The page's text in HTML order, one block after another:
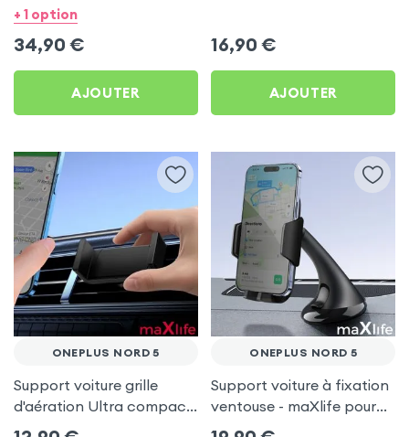
Tête rotative à 360° pour
+ 1 option
34,90 €
AJOUTER
16,90 €
AJOUTER
ONEPLUS NORD 5
Support voiture grille
d'aération Ultra compact
pour OnePlus Nord 5
ONEPLUS NORD 5
Support voiture à fixation
ventouse - maXlife pour
OnePlus Nord 5